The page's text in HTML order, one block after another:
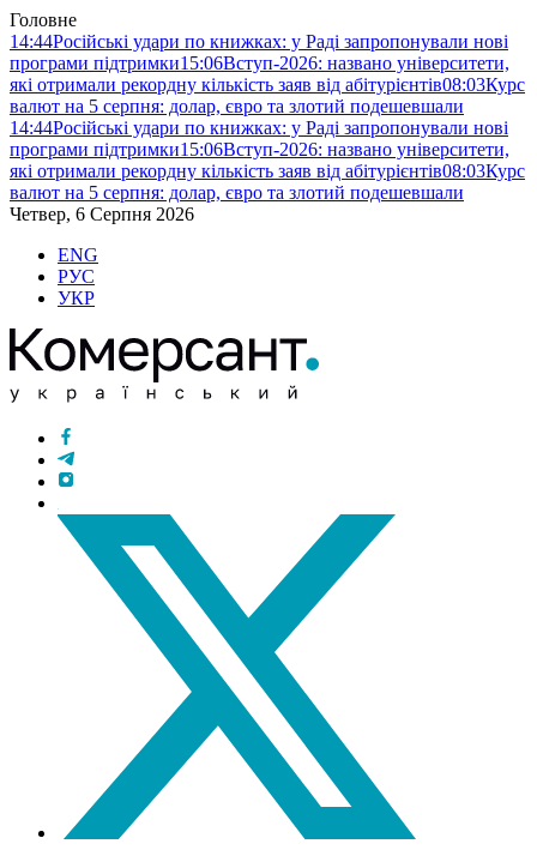
Головне
14:44Російські удари по книжках: у Раді запропонували нові
програми підтримки15:06Вступ-2026: названо університети,
які отримали рекордну кількість заяв від абітурієнтів08:03Курс
валют на 5 серпня: долар, євро та злотий подешевшали
14:44Російські удари по книжках: у Раді запропонували нові
програми підтримки15:06Вступ-2026: названо університети,
які отримали рекордну кількість заяв від абітурієнтів08:03Курс
валют на 5 серпня: долар, євро та злотий подешевшали
Четвер, 6 Серпня 2026
ENG
РУС
УКР